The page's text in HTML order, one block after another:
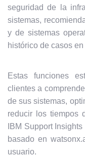
seguridad de la
sistemas,
y de sistemas
histórico de casos
Estas funciones
clientes a
de sus sistemas,
reducir los tiempos
IBM Support
basado en
usuario.